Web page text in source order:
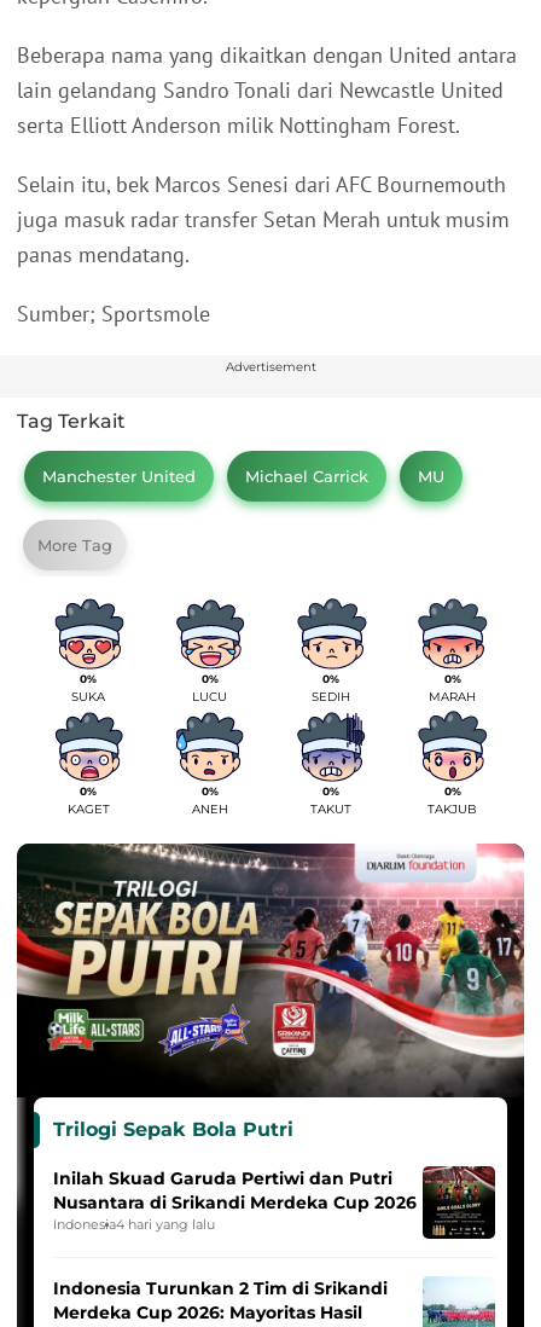
Beberapa nama yang dikaitkan dengan United antara
lain gelandang Sandro Tonali dari Newcastle United
serta Elliott Anderson milik Nottingham Forest.
Selain itu, bek Marcos Senesi dari AFC Bournemouth
juga masuk radar transfer Setan Merah untuk musim
panas mendatang.
Sumber; Sportsmole
Advertisement
Tag Terkait
Manchester United Michael Carrick MU
More Tag
0%
SUKA
0%
LUCU
0%
SEDIH
0%
MARAH
0%
KAGET
0%
ANEH
0%
TAKUT
0%
TAKJUB
Trilogi Sepak Bola Putri
Inilah Skuad Garuda Pertiwi dan Putri
Nusantara di Srikandi Merdeka Cup 2026
Indonesia4 hari yang lalu
Indonesia Turunkan 2 Tim di Srikandi
Merdeka Cup 2026: Mayoritas Hasil